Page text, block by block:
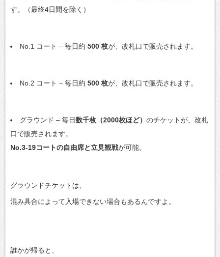
す。（最終4日間を除く）
No.1 コート – 毎日約 500 枚が、改札口で販売されます。
No.2 コート – 毎日約 500 枚が、改札口で販売されます。
グラウンド – 毎日数千枚（2000枚ほど） のチケットが、改札
口で販売されます。
No.3-19コートの自由席と立見観戦が可能。
グラウンドチケットは、
混み具合によって入場できない場合もあるんですよ。
誰かが帰ると、